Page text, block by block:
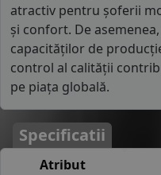
atractiv pentru șoferii
și confort. De
capacităților de
control al calității
pe piața globală.
Specificatii
Atribut